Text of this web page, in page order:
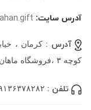
آدرس سایت:
آدرس :کرمان ،
کوچه ۳ ،فروشگاه ماهان گیفت
تلفن :